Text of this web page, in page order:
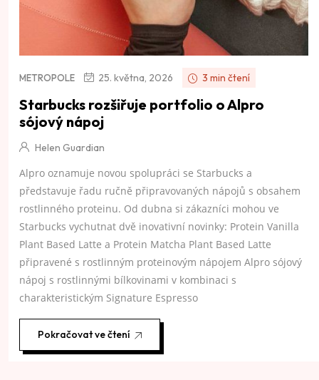
METROPOLE 25. května, 2026 3 min čtení
Starbucks rozšiřuje portfolio o Alpro
sójový nápoj
Helen Guardian
Alpro oznamuje novou spolupráci se Starbucks a
představuje řadu ručně připravovaných nápojů s obsahem
rostlinného proteinu. Od dubna si zákazníci mohou ve
Starbucks vychutnat dvě inovativní novinky: Protein Vanilla
Plant Based Latte a Protein Matcha Plant Based Latte
připravené s rostlinným proteinovým nápojem Alpro sójový
nápoj s rostlinnými bílkovinami v kombinaci s
charakteristickým Signature Espresso
Pokračovat ve čtení